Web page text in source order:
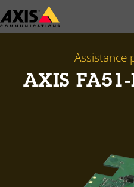
Passer
au
Assistance
AXIS